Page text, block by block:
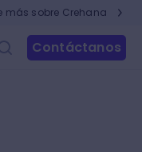
más sobre Crehana
Contáctanos